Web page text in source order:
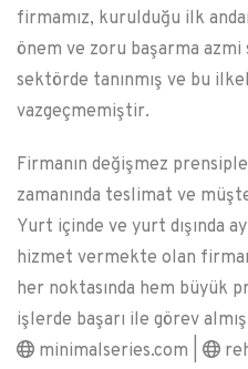
firmamız, kurulduğu ilk
önem ve zoru başarma azmi
sektörde tanınmış ve bu
vazgeçmemiştir.
Firmanın değişmez
zamanında teslimat ve
Yurt içinde ve yurt dışında
hizmet vermekte olan
her noktasında hem büyük
işlerde başarı ile görev
minimalseries.com |